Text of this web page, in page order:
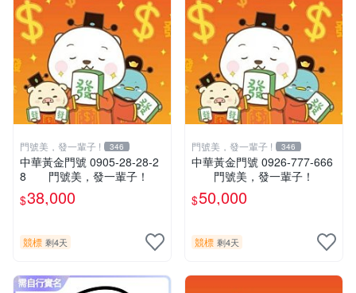
門號美，發一輩子 ! 346
中華黃金門號 0905-28-28-2
8 門號美，發一輩子！
$38,000
競標 剩4天
門號美，發一輩子 ! 346
中華黃金門號 0926-777-666
門號美，發一輩子！
$50,000
競標 剩4天